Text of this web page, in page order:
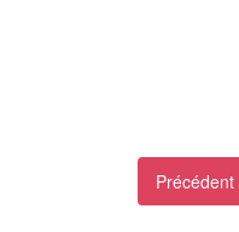
Précédent